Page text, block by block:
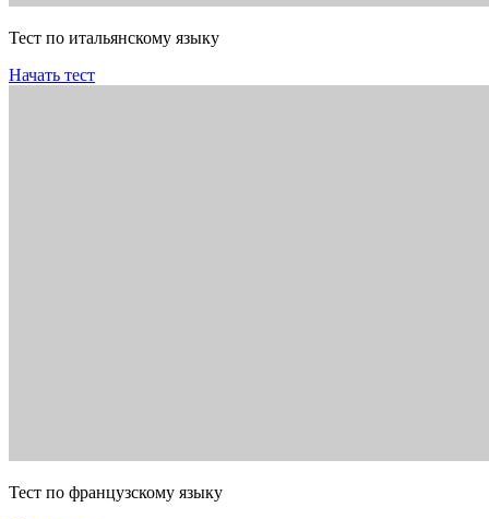
Тест по итальянскому языку
Начать тест
Тест по французскому языку